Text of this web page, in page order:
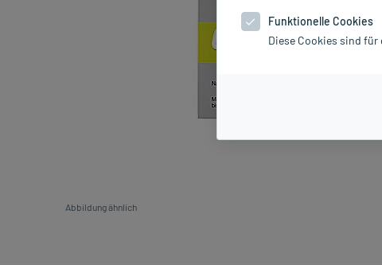
Abbildung ähnlich
Funktionelle Cookies
Diese Cookies sind